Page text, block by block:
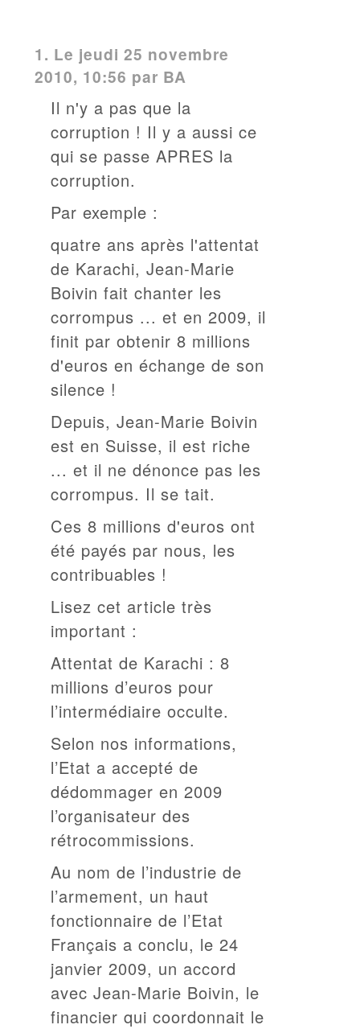
1. Le jeudi 25 novembre
2010, 10:56 par BA
Il n'y a pas que la
corruption ! Il y a aussi ce
qui se passe APRES la
corruption.
Par exemple :
quatre ans après l'attentat
de Karachi, Jean-Marie
Boivin fait chanter les
corrompus ... et en 2009, il
finit par obtenir 8 millions
d'euros en échange de son
silence !
Depuis, Jean-Marie Boivin
est en Suisse, il est riche
... et il ne dénonce pas les
corrompus. Il se tait.
Ces 8 millions d'euros ont
été payés par nous, les
contribuables !
Lisez cet article très
important :
Attentat de Karachi : 8
millions d’euros pour
l’intermédiaire occulte.
Selon nos informations,
l’Etat a accepté de
dédommager en 2009
l’organisateur des
rétrocommissions.
Au nom de l’industrie de
l’armement, un haut
fonctionnaire de l’Etat
Français a conclu, le 24
janvier 2009, un accord
avec Jean-Marie Boivin, le
financier qui coordonnait le